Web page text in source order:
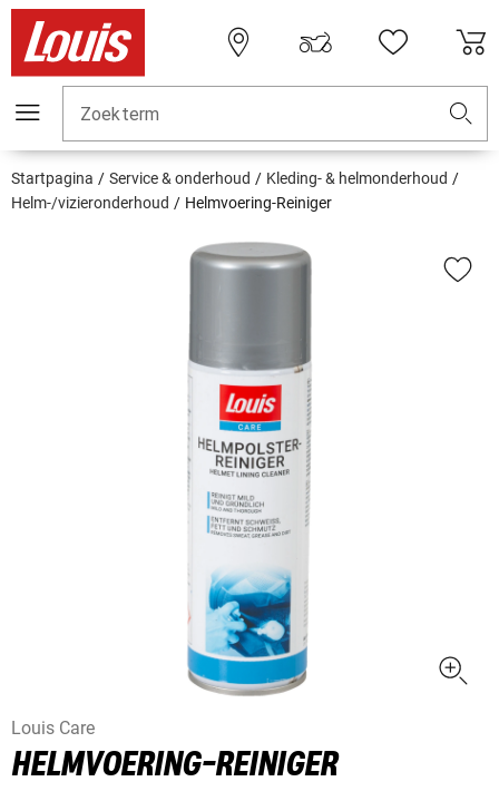
Zoekterm
Startpagina Service & onderhoud
Kleding- & helmonderhoud
Helm-/vizieronderhoud
Helmvoering-Reiniger
Louis Care
HELMVOERING-REINIGER